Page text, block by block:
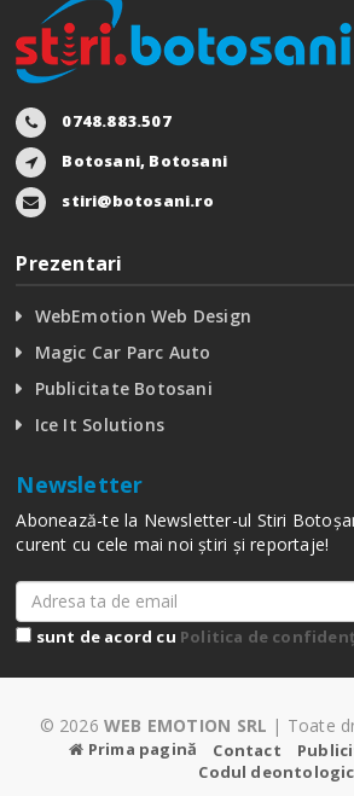
0748.883.507
Botosani, Botosani
stiri@botosani.ro
Prezentari
WebEmotion Web Design
Magic Car Parc Auto
Publicitate Botosani
Ice It Solutions
Newsletter
Abonează-te la Newsletter-ul Stiri
curent cu cele mai noi știri și reportaje!
sunt de acord cu Politica de
© 2026 WEB EMOTION SRL | Toate
Prima pagină Contact
Codul deontologic